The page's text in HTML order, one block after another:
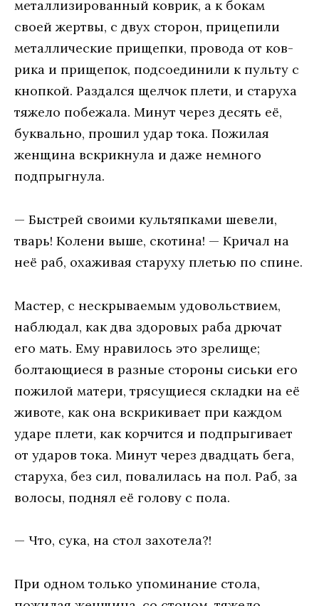
металлизированный коврик, а к бокам
своей жертвы, с двух сторон, прицепили
металлические прищепки, провода от ков-
рика и прищепок, подсоединили к пульту с
кнопкой. Раздался щелчок плети, и старуха
тяжело побежала. Минут через десять её,
буквально, прошил удар тока. Пожилая
женщина вскрикнула и даже немного
подпрыгнула.
— Быстрей своими культяпками шевели,
тварь! Колени выше, скотина! — Кричал на
неё раб, охаживая старуху плетью по спине.
Мастер, с нескрываемым удовольствием,
наблюдал, как два здоровых раба дрючат
его мать. Ему нравилось это зрелище;
болтающиеся в разные стороны сиськи его
пожилой матери, трясущиеся складки на её
животе, как она вскрикивает при каждом
ударе плети, как корчится и подпрыгивает
от ударов тока. Минут через двадцать бега,
старуха, без сил, повалилась на пол. Раб, за
волосы, поднял её голову с пола.
— Что, сука, на стол захотела?!
При одном только упоминание стола,